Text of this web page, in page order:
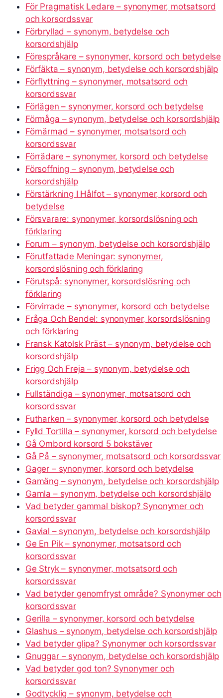
För Pragmatisk Ledare – synonymer, motsatsord
och korsordssvar
Förbryllad – synonym, betydelse och
korsordshjälp
Förespråkare – synonymer, korsord och betydelse
Förfäkta – synonym, betydelse och korsordshjälp
Förflyttning – synonymer, motsatsord och
korsordssvar
Förlägen – synonymer, korsord och betydelse
Förmåga – synonym, betydelse och korsordshjälp
Förnärmad – synonymer, motsatsord och
korsordssvar
Förrädare – synonymer, korsord och betydelse
Försoffning – synonym, betydelse och
korsordshjälp
Förstärkning I Hålfot – synonymer, korsord och
betydelse
Försvarare: synonymer, korsordslösning och
förklaring
Forum – synonym, betydelse och korsordshjälp
Förutfattade Meningar: synonymer,
korsordslösning och förklaring
Förutspå: synonymer, korsordslösning och
förklaring
Förvirrade – synonymer, korsord och betydelse
Fråga Och Bendel: synonymer, korsordslösning
och förklaring
Fransk Katolsk Präst – synonym, betydelse och
korsordshjälp
Frigg Och Freja – synonym, betydelse och
korsordshjälp
Fullständiga – synonymer, motsatsord och
korsordssvar
Futharken – synonymer, korsord och betydelse
Fylld Tortilla – synonymer, korsord och betydelse
Gå Ombord korsord 5 bokstäver
Gå På – synonymer, motsatsord och korsordssvar
Gager – synonymer, korsord och betydelse
Gamäng – synonym, betydelse och korsordshjälp
Gamla – synonym, betydelse och korsordshjälp
Vad betyder gammal biskop? Synonymer och
korsordssvar
Gavial – synonym, betydelse och korsordshjälp
Ge En Pik – synonymer, motsatsord och
korsordssvar
Ge Stryk – synonymer, motsatsord och
korsordssvar
Vad betyder genomfryst område? Synonymer och
korsordssvar
Gerilla – synonymer, korsord och betydelse
Glashus – synonym, betydelse och korsordshjälp
Vad betyder glipa? Synonymer och korsordssvar
Gnuggar – synonym, betydelse och korsordshjälp
Vad betyder god ton? Synonymer och
korsordssvar
Godtycklig – synonym, betydelse och